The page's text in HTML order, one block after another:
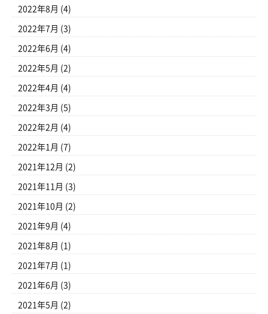
2022年8月 (4)
2022年7月 (3)
2022年6月 (4)
2022年5月 (2)
2022年4月 (4)
2022年3月 (5)
2022年2月 (4)
2022年1月 (7)
2021年12月 (2)
2021年11月 (3)
2021年10月 (2)
2021年9月 (4)
2021年8月 (1)
2021年7月 (1)
2021年6月 (3)
2021年5月 (2)